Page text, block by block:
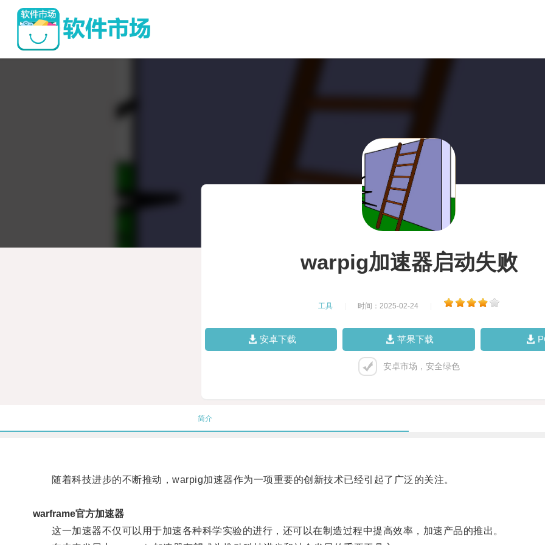
warpig加速器启动失败
工具 时间：2025-02-24
安卓下载 苹果下载
安卓市场，安全绿色
简介
随着科技进步的不断推动，warpig加速器作为一项重要的创新技术已经引起了广泛的关注。
warframe官方加速器
这一加速器不仅可以用于加速各种科学实验的进行，还可以在制造过程中提高效率，加速产品的推出。